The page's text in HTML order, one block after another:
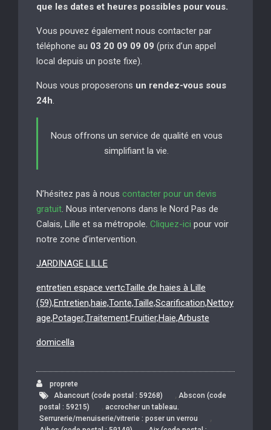
que les dates et heures possibles pour vous.
Vous pouvez également nous contacter par
téléphone au 03 20 09 09 09 (prix d’un appel
local depuis un poste fixe).
Nous vous proposerons un rendez-vous sous
24h
Nous offrons un service de qualité en vous
simplifiant la vie.
N’hésitez pas à nous contacter pour un devis
gratuit . Nous intervenons dans le Nord Pas de
Calais, Lille et sa métropole. Cliquez-ici pour voir
notre zone d’intervention.
JARDINAGE LILLE
entretien espace vertcTaille de haies à Lille
(59),Entretien,haie,Tonte,Taille,Scarification,Nettoy
age,Potager,Traitement,Fruitier,Haie,Arbuste
domicella
proprete
Abancourt (code postal : 59268)
, Abscon (code
postal : 59215)
, accrocher un tableau.
Serrurerie/menuiserie/vitrerie : poser un verrou
,